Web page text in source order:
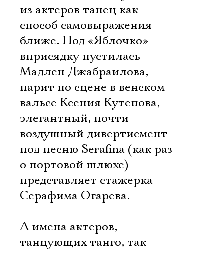
из актеров танец как
способ самовыражения
ближе. Под «Яблочко»
вприсядку пустилась
Мадлен Джабраилова,
парит по сцене в венском
вальсе Ксения Кутепова,
элегантный, почти
воздушный дивертисмент
под песню Serafina (как раз
о портовой шлюхе)
представляет стажерка
Серафима Огарева.
А имена актеров,
танцующих танго, так